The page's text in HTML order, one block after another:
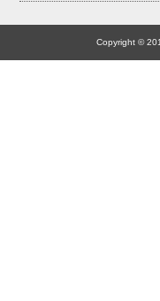
Copyright ©